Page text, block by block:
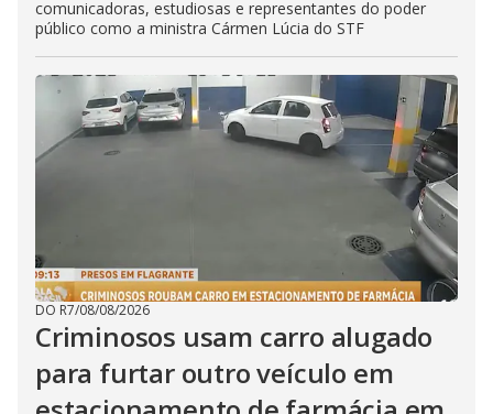
comunicadoras, estudiosas e representantes do poder
público como a ministra Cármen Lúcia do STF
DO R7/08/08/2026
Criminosos usam carro alugado
para furtar outro veículo em